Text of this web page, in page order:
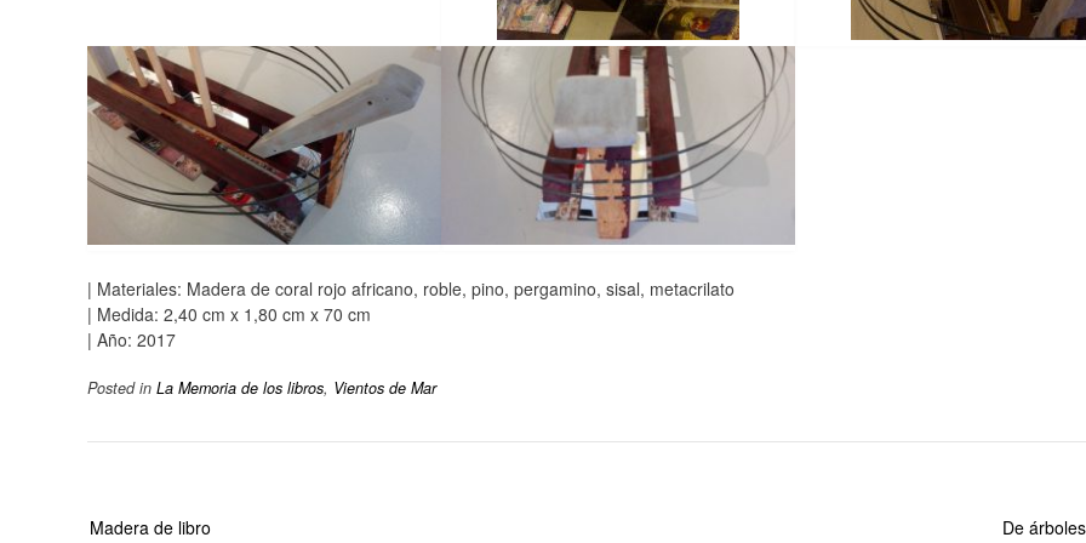
| Materiales: Madera de coral rojo africano, roble, pino, pergamino, sisal, metacrilato
| Medida: 2,40 cm x 1,80 cm x 70 cm
| Año: 2017
Posted in La Memoria de los libros, Vientos de Mar
De
Madera de libro